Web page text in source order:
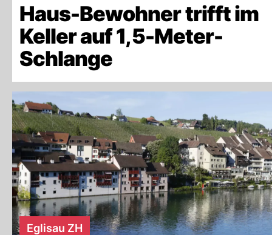
Haus-Bewohner trifft im
Keller auf 1,5-Meter-
Schlange
Eglisau ZH